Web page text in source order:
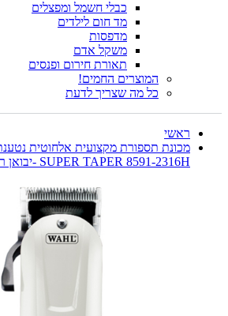
כבלי חשמל ומפצלים
מד חום לילדים
מדפסות
משקל אדם
תאורת חירום ופנסים
המוצרים החמים!
כל מה שצריך לדעת
ראשי
SUPER TAPER 8591-2316H -יבואן רשמי!